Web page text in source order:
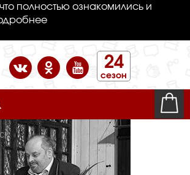
полностью ознакомились и
24
сезон